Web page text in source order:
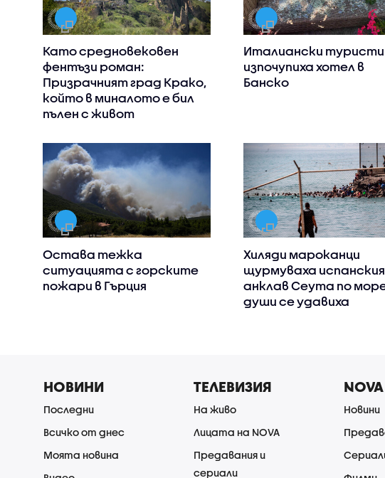
Като средновековен
фентъзи роман:
Призрачният град Крако,
който в миналото е бил
пълен с живот
Италиански туристи
изпочупиха хотел в
Банско
Остава тежка
ситуацията с горските
пожари в Гърция
Хиляди мароканци
щурмуваха испанския
анклав Сеута по
души се удавиха
НОВИНИ
Последни
Всичко от днес
Моята новина
ТЕЛЕВИЗИЯ
На живо
Лицата на NOVA
Предавания и
сериали
Новини